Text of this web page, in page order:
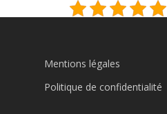
un référencement local si
Certains domaines niches
positionner très
Mentions légales
Politique de confidentialité